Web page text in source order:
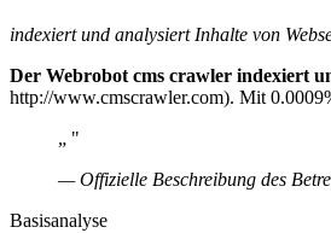
indexiert und analysiert Inhalte von
Der Webrobot cms crawler indexiert
http://www.cmscrawler.com). Mit
„ "
— Offizielle Beschreibung des
Basisanalyse